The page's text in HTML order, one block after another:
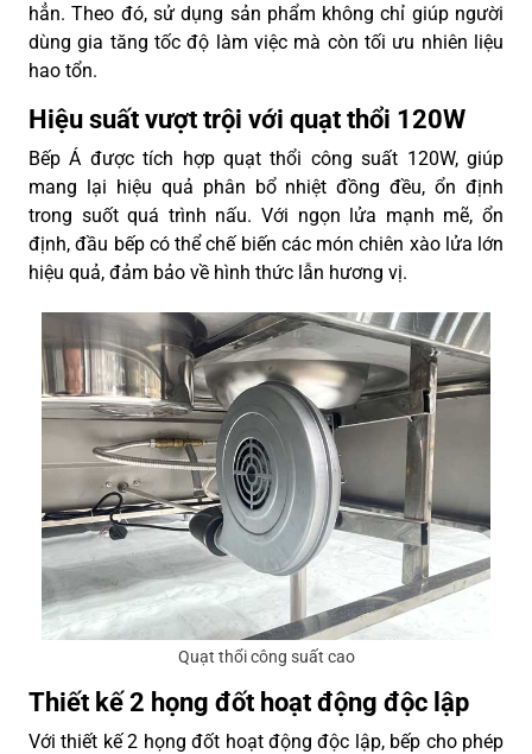
hẳn. Theo đó, sử dụng sản phẩm không chỉ giúp người
dùng gia tăng tốc độ làm việc mà còn tối ưu nhiên liệu
hao tổn.
Hiệu suất vượt trội với quạt thổi 120W
Bếp Á được tích hợp quạt thổi công suất 120W, giúp
mang lại hiệu quả phân bổ nhiệt đồng đều, ổn định
trong suốt quá trình nấu. Với ngọn lửa mạnh mẽ, ổn
định, đầu bếp có thể chế biến các món chiên xào lửa lớn
hiệu quả, đảm bảo về hình thức lẫn hương vị.
Quạt thổi công suất cao
Thiết kế 2 họng đốt hoạt động độc lập
Với thiết kế 2 họng đốt hoạt động độc lập, bếp cho phép